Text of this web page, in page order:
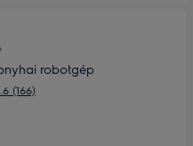
(166)
robotgép